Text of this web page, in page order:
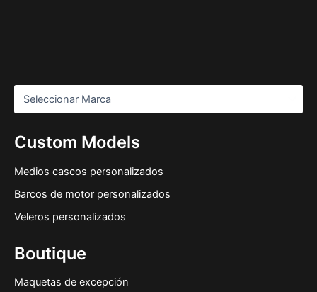
Custom Models
Medios cascos personalizados
Barcos de motor personalizados
Veleros personalizados
Boutique
Maquetas de excepción